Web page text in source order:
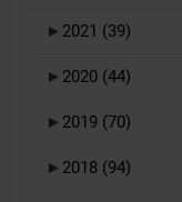
► 2021 (39)
► 2020 (44)
► 2019 (70)
► 2018 (94)